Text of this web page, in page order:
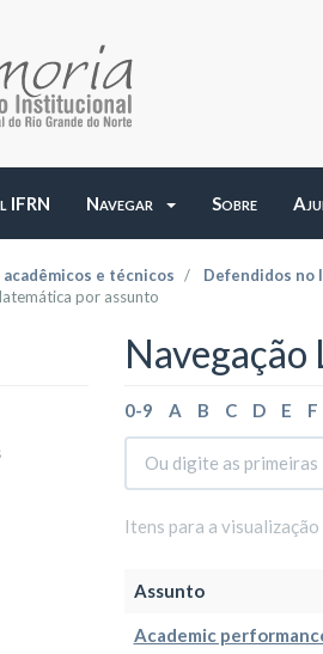
IFRN Navegar Sobre
acadêmicos e técnicos Defendidos no
por assunto
0-9 A B C D E F
Itens para a
Assunto
Academic